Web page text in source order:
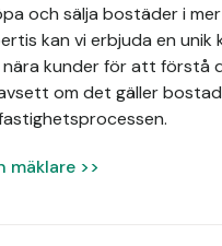
och sälja bostäder i
kan vi erbjuda en
kunder för att förstå
om det gäller
mäklare >>